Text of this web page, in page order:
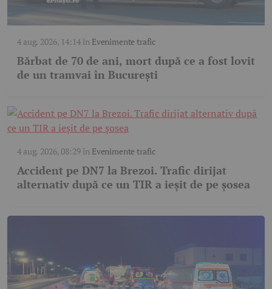
4 aug. 2026, 14:14în Evenimente trafic
Bărbat de 70 de ani, mort după ce a fost lovit
de un tramvai în București
4 aug. 2026, 08:29în Evenimente trafic
Accident pe DN7 la Brezoi. Trafic dirijat
alternativ după ce un TIR a ieșit de pe șosea